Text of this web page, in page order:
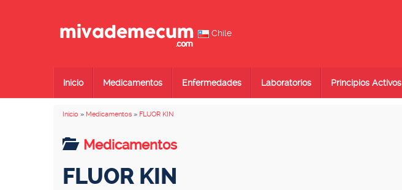
Chile
Inicio Medicamentos Enfermedades Laboratorios Principios Activos
Inicio » Medicamentos » FLUOR KIN
Medicamentos
FLUOR KIN